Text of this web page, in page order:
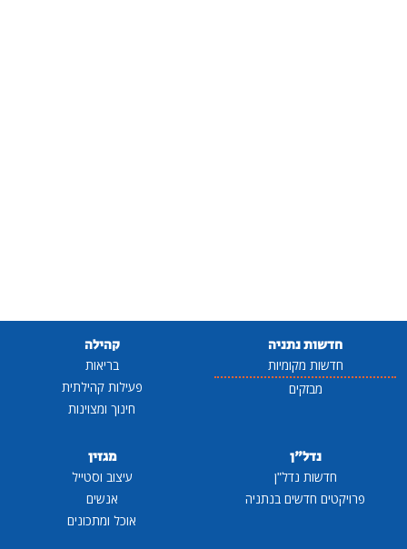
חדשות נתניה
חדשות מקומיות
מבזקים
קהילה
בריאות
פעילות קהילתית
חינוך ומצוינות
נדל"ן
חדשות נדל"ן
פרויקטים חדשים בנתניה
מגזין
עיצוב וסטייל
אנשים
אוכל ומתכונים